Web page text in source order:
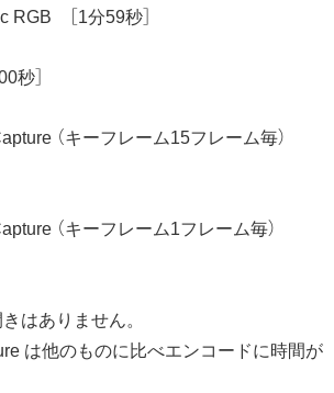
RGB ［1分59秒］
］
（キーフレーム15フレーム毎）
（キーフレーム1フレーム毎）
はありません。
は他のものに比べエンコードに時間が